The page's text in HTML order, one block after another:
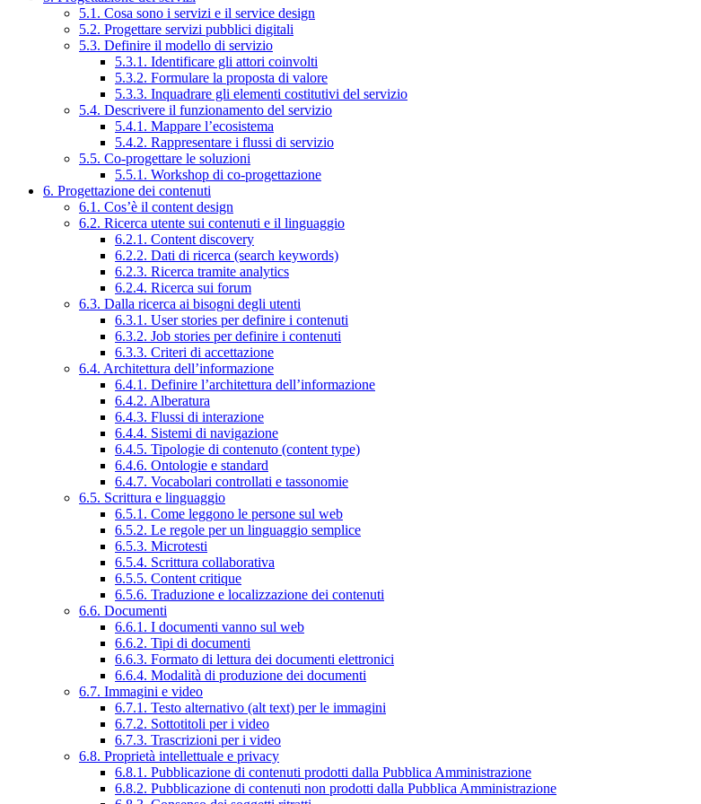
5.1. Cosa sono i servizi e il service design
5.2. Progettare servizi pubblici digitali
5.3. Definire il modello di servizio
5.3.1. Identificare gli attori coinvolti
5.3.2. Formulare la proposta di valore
5.3.3. Inquadrare gli elementi costitutivi del servizio
5.4. Descrivere il funzionamento del servizio
5.4.1. Mappare l’ecosistema
5.4.2. Rappresentare i flussi di servizio
5.5. Co-progettare le soluzioni
5.5.1. Workshop di co-progettazione
6. Progettazione dei contenuti
6.1. Cos’è il content design
6.2. Ricerca utente sui contenuti e il linguaggio
6.2.1. Content discovery
6.2.2. Dati di ricerca (search keywords)
6.2.3. Ricerca tramite analytics
6.2.4. Ricerca sui forum
6.3. Dalla ricerca ai bisogni degli utenti
6.3.1. User stories per definire i contenuti
6.3.2. Job stories per definire i contenuti
6.3.3. Criteri di accettazione
6.4. Architettura dell’informazione
6.4.1. Definire l’architettura dell’informazione
6.4.2. Alberatura
6.4.3. Flussi di interazione
6.4.4. Sistemi di navigazione
6.4.5. Tipologie di contenuto (content type)
6.4.6. Ontologie e standard
6.4.7. Vocabolari controllati e tassonomie
6.5. Scrittura e linguaggio
6.5.1. Come leggono le persone sul web
6.5.2. Le regole per un linguaggio semplice
6.5.3. Microtesti
6.5.4. Scrittura collaborativa
6.5.5. Content critique
6.5.6. Traduzione e localizzazione dei contenuti
6.6. Documenti
6.6.1. I documenti vanno sul web
6.6.2. Tipi di documenti
6.6.3. Formato di lettura dei documenti elettronici
6.6.4. Modalità di produzione dei documenti
6.7. Immagini e video
6.7.1. Testo alternativo (alt text) per le immagini
6.7.2. Sottotitoli per i video
6.7.3. Trascrizioni per i video
6.8. Proprietà intellettuale e privacy
6.8.1. Pubblicazione di contenuti prodotti dalla Pubblica Amministrazione
6.8.2. Pubblicazione di contenuti non prodotti dalla Pubblica Amministrazione